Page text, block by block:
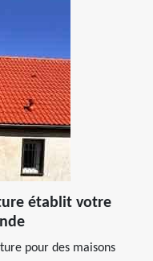
établit votre
pour des maisons